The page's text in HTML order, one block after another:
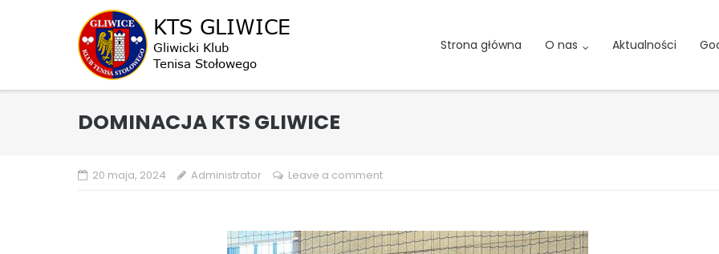
Strona główna O nas Aktualności
DOMINACJA KTS GLIWICE
20 maja, 2024 Administrator Leave a comment